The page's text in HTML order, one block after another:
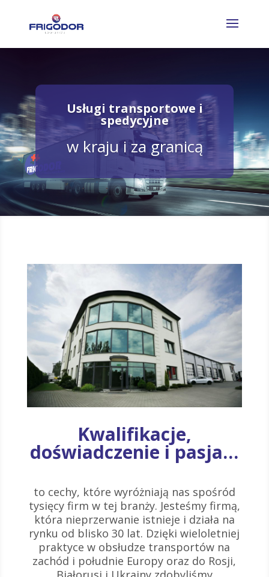
Usługi transportowe i
spedycyjne
w kraju i za granicą
Kwalifikacje,
doświadczenie i pasja…
to cechy, które wyróżniają nas spośród
tysięcy firm w tej branży. Jesteśmy firmą,
która nieprzerwanie istnieje i działa na
rynku od blisko 30 lat. Dzięki wieloletniej
praktyce w obsłudze transportów na
zachód i południe Europy oraz do Rosji,